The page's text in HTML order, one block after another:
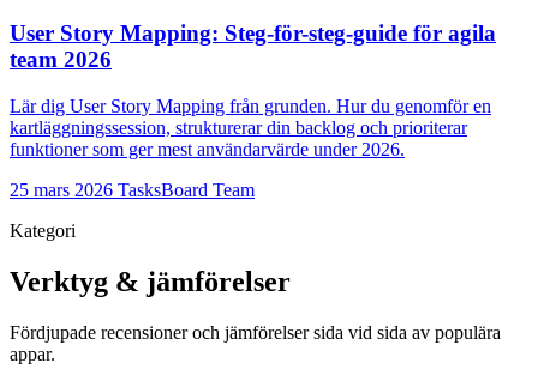
User Story Mapping: Steg-för-steg-guide för agila
team 2026
Lär dig User Story Mapping från grunden. Hur du genomför en
kartläggningssession, strukturerar din backlog och prioriterar
funktioner som ger mest användarvärde under 2026.
25 mars 2026 TasksBoard Team
Kategori
Verktyg & jämförelser
Fördjupade recensioner och jämförelser sida vid sida av populära
appar.